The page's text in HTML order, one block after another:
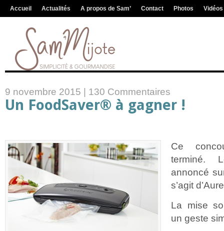
Accueil Actualités A propos de Sam’ Contact Photos Vidéos
9 novembre 2015 | 130 Commentaires
Un FoodSaver® à gagner !
Ce
terminé.
annoncé
s’agit
La mise
un geste